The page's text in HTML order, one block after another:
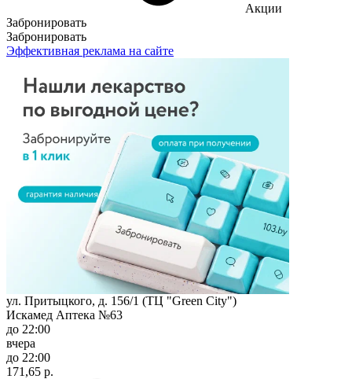
Акции
Забронировать
Забронировать
Эффективная реклама на сайте
ул. Притыцкого, д. 156/1 (ТЦ "Green City")
Искамед Аптека №63
до 22:00
вчера
до 22:00
171,65 р.